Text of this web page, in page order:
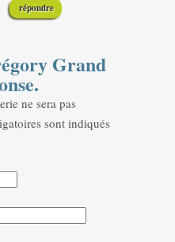
répondre
Grand
ne sera pas
sont indiqués